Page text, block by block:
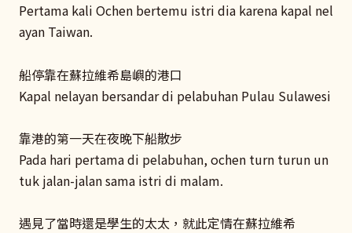
Pertama kali Ochen bertemu istri dia karena kapal nel
ayan Taiwan.
船停靠在蘇拉維希島嶼的港口
Kapal nelayan bersandar di pelabuhan Pulau Sulawesi
靠港的第一天在夜晚下船散步
Pada hari pertama di pelabuhan, ochen turn turun un
tuk jalan-jalan sama istri di malam.
遇見了當時還是學生的太太，就此定情在蘇拉維希